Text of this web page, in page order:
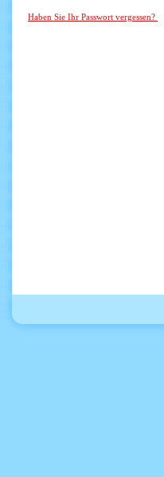
Haben Sie Ihr Passwort vergessen?